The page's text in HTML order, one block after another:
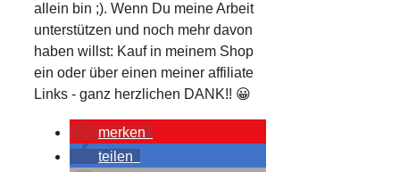
allein bin ;). Wenn Du meine Arbeit
unterstützen und noch mehr davon
haben willst: Kauf in meinem Shop
ein oder über einen meiner affiliate
Links - ganz herzlichen DANK!! 😀
merken
teilen